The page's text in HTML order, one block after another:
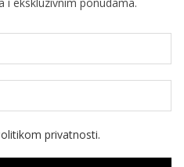
privatnosti.